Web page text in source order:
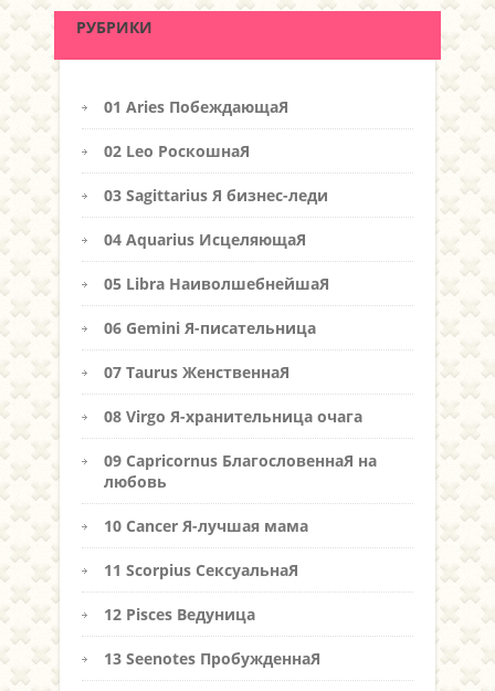
РУБРИКИ
01 Aries ПобеждающаЯ
02 Leo РоскошнаЯ
03 Sagittarius Я бизнес-леди
04 Aquarius ИсцеляющаЯ
05 Libra НаиволшебнейшаЯ
06 Gemini Я-писательница
07 Taurus ЖенственнаЯ
08 Virgo Я-хранительница очага
09 Capricornus БлагословеннаЯ на
любовь
10 Cancer Я-лучшая мама
11 Scorpius СексуальнаЯ
12 Pisces Ведуница
13 Seenotes ПробужденнаЯ